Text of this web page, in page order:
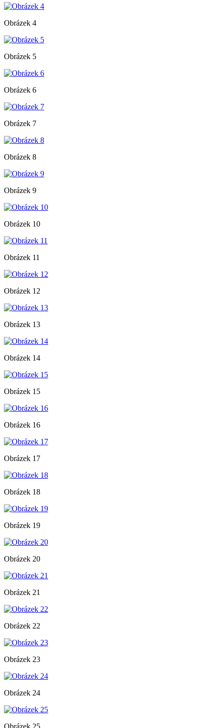
Obrázek 4
Obrázek 5
Obrázek 6
Obrázek 7
Obrázek 8
Obrázek 9
Obrázek 10
Obrázek 11
Obrázek 12
Obrázek 13
Obrázek 14
Obrázek 15
Obrázek 16
Obrázek 17
Obrázek 18
Obrázek 19
Obrázek 20
Obrázek 21
Obrázek 22
Obrázek 23
Obrázek 24
Obrázek 25